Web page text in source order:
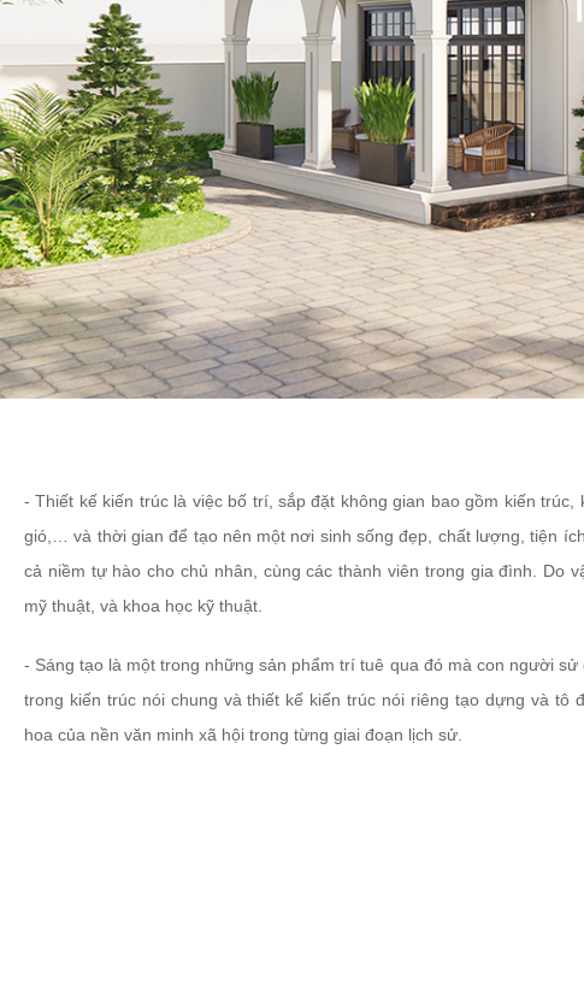
- Thiết kế kiến trúc là việc bố trí, sắp đặt không gian bao gồm kiến
gió,… và thời gian để tạo nên một nơi sinh sống đẹp, chất lượng, tiện
cả niềm tự hào cho chủ nhân, cùng các thành viên trong gia đình. Do
mỹ thuật, và khoa học kỹ thuật.
- Sáng tạo là một trong những sản phẩm trí tuê qua đó mà con người
trong kiến trúc nói chung và thiết kế kiến trúc nói riêng tạo dựng và
hoa của nền văn minh xã hội trong từng giai đoạn lịch sử.